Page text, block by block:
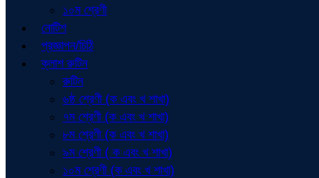
১০ম শ্রেণী
নোটিশ
প্রজ্ঞাপন/চিঠি
ক্লাশ রুটিন
রুটিন
৬ষ্ঠ শ্রেণী (ক এবং খ শাখা)
৭ম শ্রেণী (ক এবং খ শাখা)
৮ম শ্রেণী (ক এবং খ শাখা)
৯ম শ্রেণী ( ক এবং খ শাখা)
১০ম শ্রেণী (ক এবং খ শাখা)